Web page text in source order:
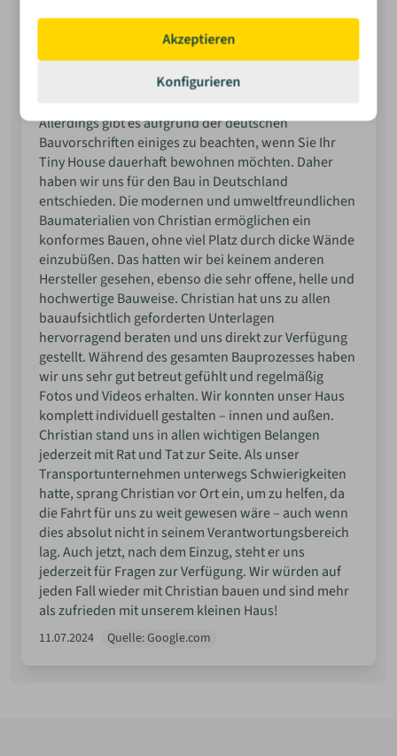
Nachdem wir Ende 2023 die Zusage für unser
Pachtgrundstück erhalten hatten, nahmen wir
zunächst Kontakt zu Christian auf. Ursprünglich
hatten wir geplant, unser Tiny House auf Rädern bei
Allerdings gibt es aufgrund der deutschen
Bauvorschriften einiges zu beachten, wenn Sie Ihr
Tiny House dauerhaft bewohnen möchten. Daher
haben wir uns für den Bau in Deutschland
entschieden. Die modernen und umweltfreundlichen
Baumaterialien von Christian ermöglichen ein
konformes Bauen, ohne viel Platz durch dicke Wände
einzubüßen. Das hatten wir bei keinem anderen
Hersteller gesehen, ebenso die sehr offene, helle und
hochwertige Bauweise. Christian hat uns zu allen
bauaufsichtlich geforderten Unterlagen
hervorragend beraten und uns direkt zur Verfügung
gestellt. Während des gesamten Bauprozesses haben
wir uns sehr gut betreut gefühlt und regelmäßig
Fotos und Videos erhalten. Wir konnten unser Haus
komplett individuell gestalten – innen und außen.
Christian stand uns in allen wichtigen Belangen
jederzeit mit Rat und Tat zur Seite. Als unser
Transportunternehmen unterwegs Schwierigkeiten
hatte, sprang Christian vor Ort ein, um zu helfen, da
die Fahrt für uns zu weit gewesen wäre – auch wenn
dies absolut nicht in seinem Verantwortungsbereich
lag. Auch jetzt, nach dem Einzug, steht er uns
jederzeit für Fragen zur Verfügung. Wir würden auf
jeden Fall wieder mit Christian bauen und sind mehr
als zufrieden mit unserem kleinen Haus!
11.07.2024 Quelle: Google.com
Bewerten
Akzeptieren
Konfigurieren